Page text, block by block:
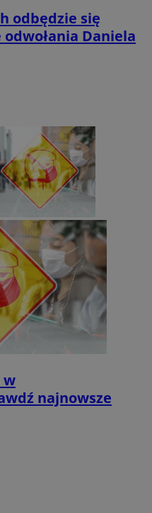
odbędzie się
Daniela
w
najnowsze